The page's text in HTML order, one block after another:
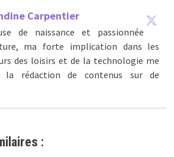
Carpentier
de naissance et passionnée
ma forte implication dans les
des loisirs et de la technologie me
la rédaction de contenus sur de
: